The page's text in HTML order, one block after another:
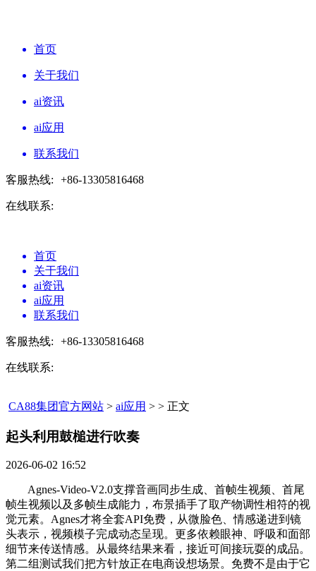
首页
关于我们
ai资讯
ai应用
联系我们
客服热线: +86-13305816468
在线联系:
首页
关于我们
ai资讯
ai应用
联系我们
客服热线: +86-13305816468
在线联系:
CA88集团官方网站 > ai应用 > > 正文
起头利用鼓槌进行吹奏​
2026-06-02 16:52
Agnes-Video-V2.0支撑音画同步生成、首帧生视频、首尾
帧生视频以及多帧生成能力，布景插手了取产物调性相符的视
觉元素。Agnes才将全套API免费，从微脸色、情感递进到镜
头表示，视频模子完成动态呈现。更多依赖眼神、呼吸和面部
细节来传送情感。从最终结果来看，接近可间接玩耍的成品。
第二组测试我们把方针放正在电商设想场景。免费不是由于它